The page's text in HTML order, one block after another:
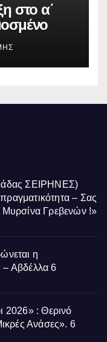
στο α΄
ΣΕΙΡΗΝΕΣ)
– Σας
Μυρσίνα Γρεβενών !»
η
– Αβδέλλα 6
2026» : Θερινό
Ανάσες». 6